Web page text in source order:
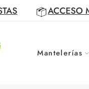
ACCESO
Mantelerías